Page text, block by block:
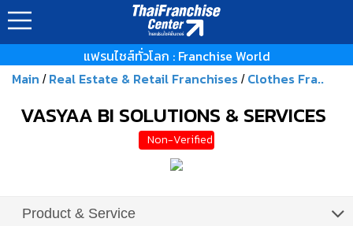
แฟรนไชส์ทั่วโลก : Franchise World
Main / Real Estate & Retail Franchises / Clothes Fra..
VASYAA BI SOLUTIONS & SERVICES
Non-Verified
Product & Service